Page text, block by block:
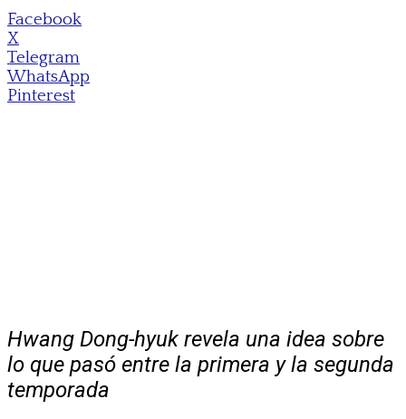
Facebook
X
Telegram
WhatsApp
Pinterest
Hwang Dong-hyuk revela una idea sobre
lo que pasó entre la primera y la segunda
temporada